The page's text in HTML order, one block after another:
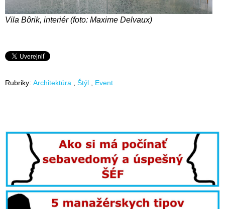
Vila Bôrik, interiér (foto: Maxime Delvaux)
Rubriky: Architektúra Štýl Event